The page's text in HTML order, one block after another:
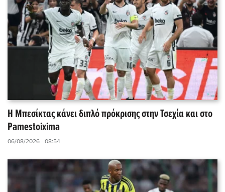
Η Μπεσίκτας κάνει διπλό πρόκρισης στην Τσεχία και στο
Pamestoixima
06/08/2026 - 08:54